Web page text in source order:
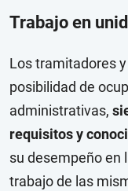
Trabajo en
Los tramitadores
posibilidad de
administrativas,
requisitos y
su desempeño en
trabajo de las